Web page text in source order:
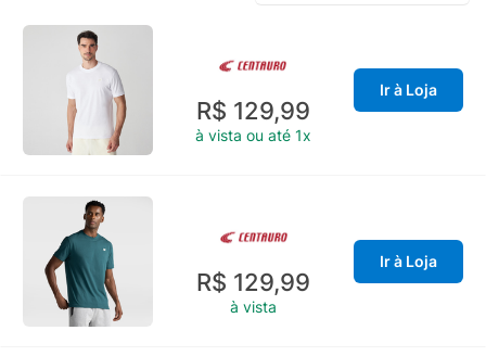
R$ 129,99
à vista ou até 1x
Ir à Loja
R$ 129,99
à vista
Ir à Loja